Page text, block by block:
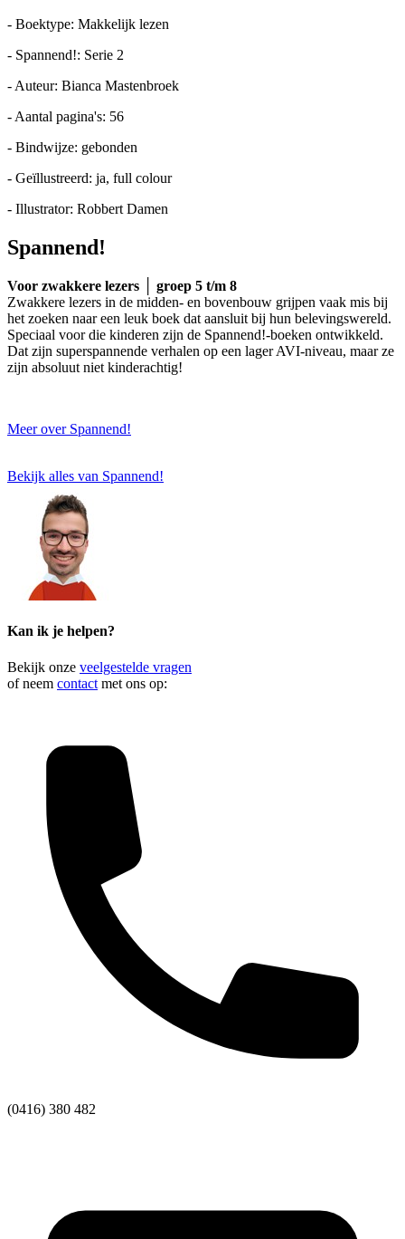
- Boektype: Makkelijk lezen
- Spannend!: Serie 2
- Auteur: Bianca Mastenbroek
- Aantal pagina's: 56
- Bindwijze: gebonden
- Geïllustreerd: ja, full colour
- Illustrator: Robbert Damen
Spannend!
Voor zwakkere lezers │ groep 5 t/m 8
Zwakkere lezers in de midden- en bovenbouw grijpen vaak mis bij
het zoeken naar een leuk boek dat aansluit bij hun belevingswereld.
Speciaal voor die kinderen zijn de Spannend!-boeken ontwikkeld.
Dat zijn superspannende verhalen op een lager AVI-niveau, maar ze
zijn absoluut niet kinderachtig!
Meer over Spannend!
Bekijk alles van Spannend!
Kan ik je helpen?
Bekijk onze veelgestelde vragen
of neem contact met ons op:
(0416) 380 482